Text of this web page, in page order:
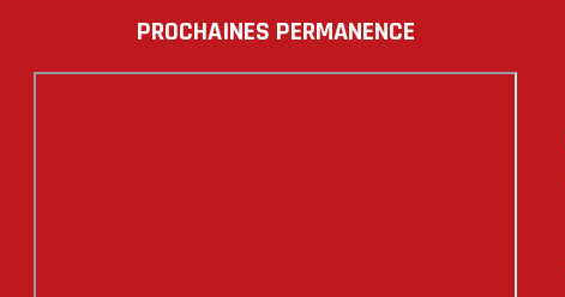
PROCHAINES PERMANENCE